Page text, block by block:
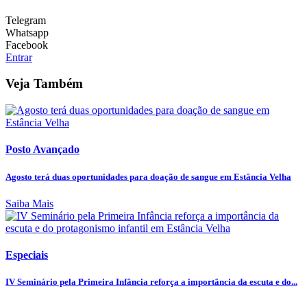
Telegram
Whatsapp
Facebook
Entrar
Veja Também
Posto Avançado
Agosto terá duas oportunidades para doação de sangue em Estância Velha
Saiba Mais
Especiais
IV Seminário pela Primeira Infância reforça a importância da escuta e do...